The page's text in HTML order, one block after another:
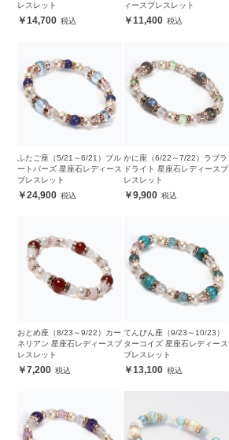
レスレット
14,700
ィースブレスレット
11,400
ふたご座（5/21～6/21）ブル
ートパーズ 星座石レディース
ブレスレット
24,900
かに座（6/22～7/22）ラブラ
ドライト 星座石レディースブ
レスレット
9,900
おとめ座（8/23～9/22）カー
ネリアン 星座石レディースブ
レスレット
7,200
てんびん座（9/23～10/23）
ターコイズ 星座石レディース
ブレスレット
13,100